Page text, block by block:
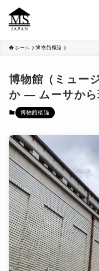
ホーム 博物館概論
博物館（ミュー
か ― ムーサから
博物館概論